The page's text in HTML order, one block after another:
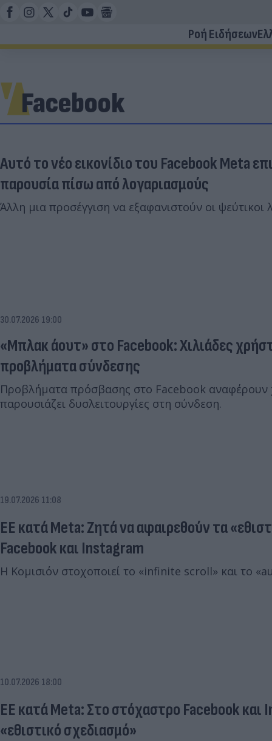
Ροή Ειδήσεων
Facebook
Αυτό το νέο εικονίδιο του Facebook Meta
παρουσία πίσω από λογαριασμούς
Άλλη μια προσέγγιση να εξαφανιστούν οι
30.07.2026 19:00
«Μπλακ άουτ» στο Facebook: Χιλιάδες
προβλήματα σύνδεσης
Προβλήματα πρόσβασης στο Facebook
παρουσιάζει δυσλειτουργίες στη σύνδεση.
19.07.2026 11:08
ΕΕ κατά Meta: Ζητά να αφαιρεθούν τα
Facebook και Instagram
Η Κομισιόν στοχοποιεί το
10.07.2026 18:00
ΕΕ κατά Meta: Στο στόχαστρο Facebook και
«εθιστικό σχεδιασμό»